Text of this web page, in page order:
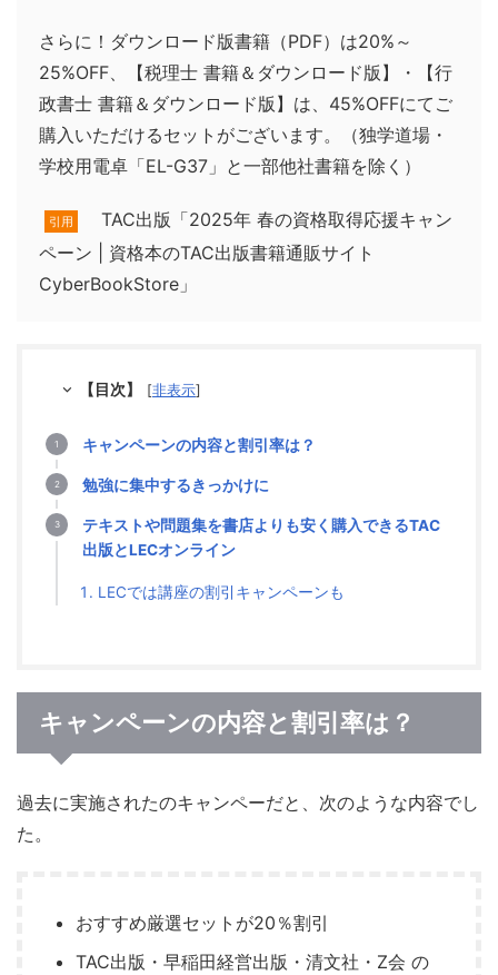
さらに！ダウンロード版書籍（PDF）は20%～
25%OFF、【税理士 書籍＆ダウンロード版】・【行
政書士 書籍＆ダウンロード版】は、45%OFFにてご
購入いただけるセットがございます。（独学道場・
学校用電卓「EL-G37」と一部他社書籍を除く）
引用
TAC出版「2025年 春の資格取得応援キャン
ペーン | 資格本のTAC出版書籍通販サイト
CyberBookStore」
【目次】 [非表示]
キャンペーンの内容と割引率は？
勉強に集中するきっかけに
テキストや問題集を書店よりも安く購入できるTAC
出版とLECオンライン
LECでは講座の割引キャンペーンも
キャンペーンの内容と割引率は？
過去に実施されたのキャンペーだと、次のような内容でし
た。
おすすめ厳選セットが20％割引
TAC出版・早稲田経営出版・清文社・Z会 の